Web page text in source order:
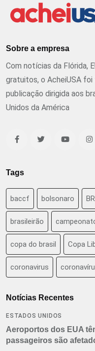
Sobre a empresa
Com notícias da Flórida,
gratuitos, o AcheiUSA
publicação dirigida aos
Unidos da América
Tags
baccf bolsonaro
brasileirão
copa do brasil Copa
coronavirus
Notícias Recentes
ESTADOS UNIDOS
Aeroportos dos EUA
passageiros são